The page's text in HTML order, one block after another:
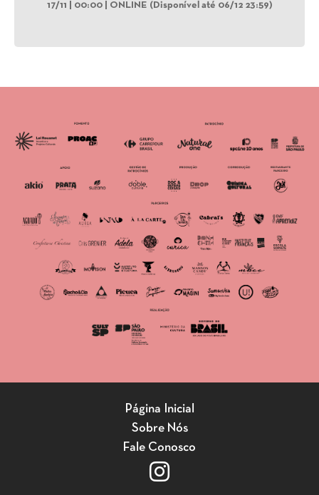
17/11 | 00:00 | ONLINE (Disponível até 06/12 23:59)
Página Inicial
Sobre Nós
Fale Conosco